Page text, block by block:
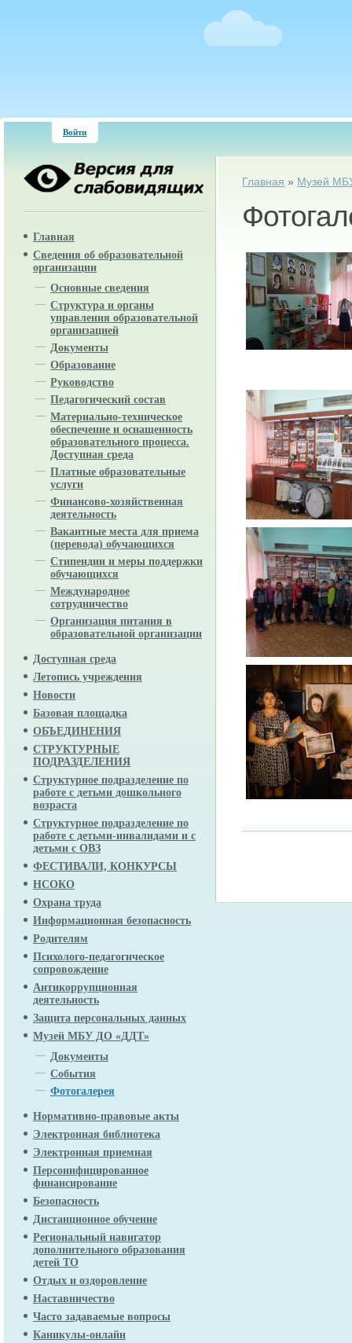
Войти
Главная
Сведения об образовательной
организации
Основные сведения
Структура и органы
управления образовательной
организацией
Документы
Образование
Руководство
Педагогический состав
Материально-техническое
обеспечение и оснащенность
образовательного процесса.
Доступная среда
Платные образовательные
услуги
Финансово-хозяйственная
деятельность
Вакантные места для приема
(перевода) обучающихся
Стипендии и меры поддержки
обучающихся
Международное
сотрудничество
Организация питания в
образовательной организации
Доступная среда
Летопись учреждения
Новости
Базовая площадка
ОБЪЕДИНЕНИЯ
СТРУКТУРНЫЕ
ПОДРАЗДЕЛЕНИЯ
Структурное подразделение по
работе с детьми дошкольного
возраста
Структурное подразделение по
работе с детьми-инвалидами и с
детьми с ОВЗ
ФЕСТИВАЛИ, КОНКУРСЫ
НСОКО
Охрана труда
Информационная безопасность
Родителям
Психолого-педагогическое
сопровождение
Антикоррупционная
деятельность
Защита персональных данных
Музей МБУ ДО «ДДТ»
Документы
События
Фотогалерея
Нормативно-правовые акты
Электронная библиотека
Электронная приемная
Персонифицированное
финансирование
Безопасность
Дистанционное обучение
Региональный навигатор
дополнительного образования
детей ТО
Отдых и оздоровление
Наставничество
Часто задаваемые вопросы
Каникулы-онлайн
Вы здесь
Главная » Музей